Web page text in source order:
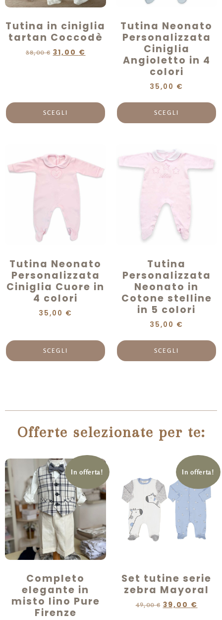
Tutina in ciniglia
tartan Coccodè
38,00€ 31,00 €
SCEGLI
Tutina Neonato
Personalizzata
Ciniglia
Angioletto in 4
colori
35,00 €
SCEGLI
Tutina Neonato
Personalizzata
Ciniglia Cuore in
4 colori
35,00 €
SCEGLI
Tutina
Personalizzata
Neonato in
Cotone stelline
in 5 colori
35,00 €
SCEGLI
Offerte selezionate per te:
In offerta!
Completo
elegante in
misto lino Pure
Firenze
In offerta!
Set tutine serie
zebra Mayoral
49,00€ 39,00 €